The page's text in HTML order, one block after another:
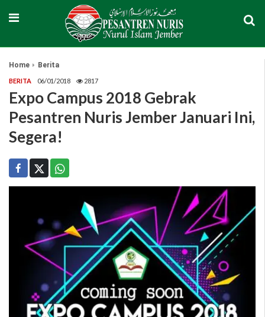
Home Berita
BERITA 06/01/2018 2817
Expo Campus 2018 Gebrak
Pesantren Nuris Jember Januari Ini,
Segera!